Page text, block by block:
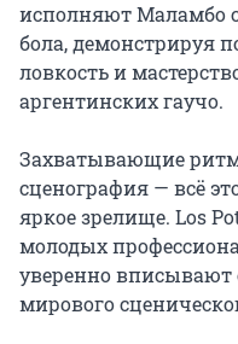
исполняют Маламбо
бола, демонстрируя
ловкость и
аргентинских гаучо.
Захватывающие
сценография — всё
яркое зрелище. Los
молодых
уверенно вписывают
мирового